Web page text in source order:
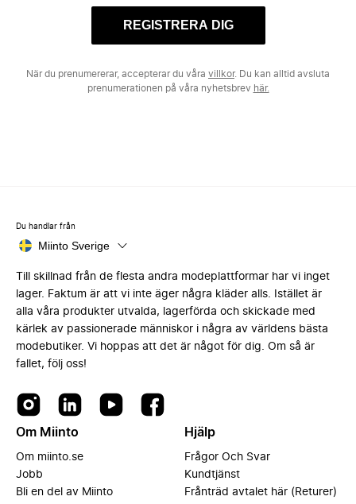
REGISTRERA DIG
När du prenumererar, accepterar du våra villkor. Du kan alltid avsluta
prenumerationen på våra nyhetsbrev här.
Du handlar från
Miinto Sverige
Till skillnad från de flesta andra modeplattformar har vi inget
lager. Faktum är att vi inte äger några kläder alls. Istället är
alla våra produkter utvalda, lagerförda och skickade med
kärlek av passionerade människor i några av världens bästa
modebutiker. Vi hoppas att det är något för dig. Om så är
fallet, följ oss!
Om Miinto
Om miinto.se
Jobb
Bli en del av Miinto
Hjälp
Frågor Och Svar
Kundtjänst
Frånträd avtalet här (Returer)